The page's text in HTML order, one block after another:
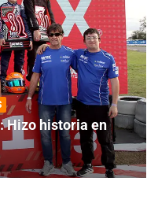
Hizo historia en